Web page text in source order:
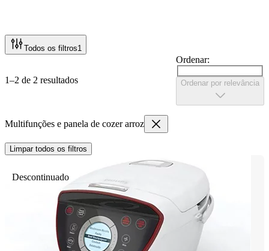
Todos os filtros1
1–2 de 2 resultados
Ordenar:
Ordenar por relevância
Multifunções e panela de cozer arroz
Limpar todos os filtros
Descontinuado